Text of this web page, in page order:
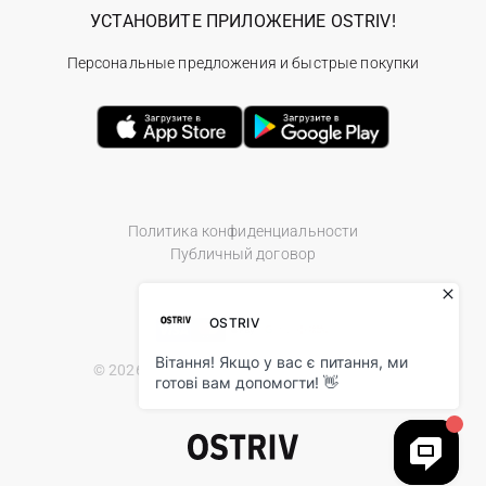
Политика конфиденциальности
Публичный договор
© 2026 Ostriv.ua Store. All Rights Reserved.
УСТАНОВИТЕ ПРИЛОЖЕНИЕ OSTRIV!
Персональные предложения и быстрые покупки